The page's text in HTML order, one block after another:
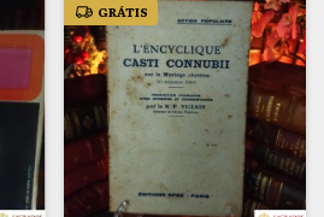
GRÁTIS